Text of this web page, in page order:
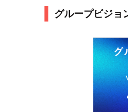
グループビジョ